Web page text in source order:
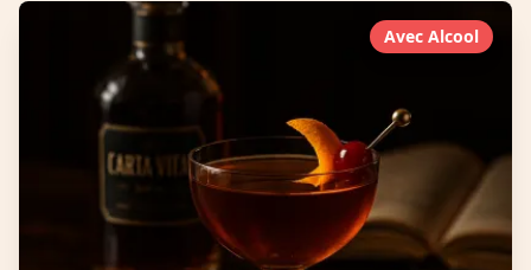
Avec Alcool